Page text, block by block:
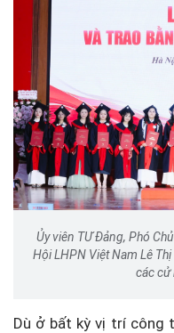
Ủy viên TƯ Đảng, Phó
Hội LHPN Việt Nam Lê
các cử
Dù ở bất kỳ vị trí công